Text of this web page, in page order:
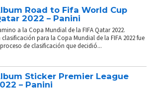
Road to Fifa World Cup
2022 – Panini
a la Copa Mundial de la FIFA Qatar 2022.
clasificación para la Copa Mundial de la FIFA 2022 fue
de clasificación que decidió...
Sticker Premier League
– Panini